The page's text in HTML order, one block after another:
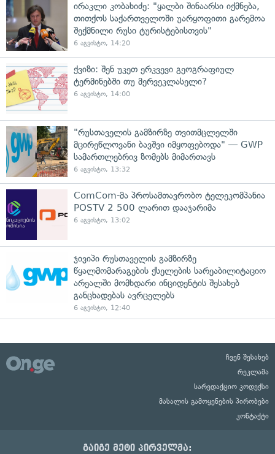
ირაკლი კობახიძე: "ყალბი შინაარსი იქმნება,
თითქოს საქართველოში უარყოფითი გარემოა
შექმნილი რუსი ტურისტებისთვის"
6 აგვისტო, 14:20
ქვიზი: შენ უკეთ ერკვევი გეოგრაფიულ
ტერმინებში თუ მერვეკლასელი?
6 აგვისტო, 14:00
"რუსთაველის გამზირზე თვითმცლელში
მცირეწლოვანი ბავშვი იმყოფებოდა" — GWP
სამართლებრივ ზომებს მიმართავს
6 აგვისტო, 13:32
ComCom-მა პროსამთავრობო ტელეკომპანია
POSTV 2 500 ლარით დააჯარიმა
6 აგვისტო, 13:02
ჯივიპი რუსთაველის გამზირზე
წყალმომარაგების ქსელების სარეაბილიტაციო
არეალში მომხდარი ინციდენტის შესახებ
განცხადებას ავრცელებს
6 აგვისტო, 12:40
ჩვენ შესახებ
რეკლამა
სარედაქციო კოდექსი
მასალის გამოყენების პირობები
კონტაქტი
გაიგე მეტი პირველმა: